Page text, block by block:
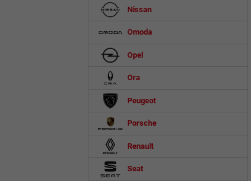
Nissan
Omoda
Opel
Ora
Peugeot
Porsche
Renault
Seat